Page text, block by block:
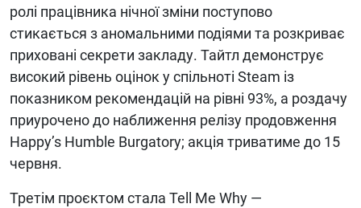
ролі працівника нічної зміни поступово
стикається з аномальними подіями та розкриває
приховані секрети закладу. Тайтл демонструє
високий рівень оцінок у спільноті Steam із
показником рекомендацій на рівні 93%, а роздачу
приурочено до наближення релізу продовження
Happy’s Humble Burgatory; акція триватиме до 15
червня.
Третім проєктом стала Tell Me Why —